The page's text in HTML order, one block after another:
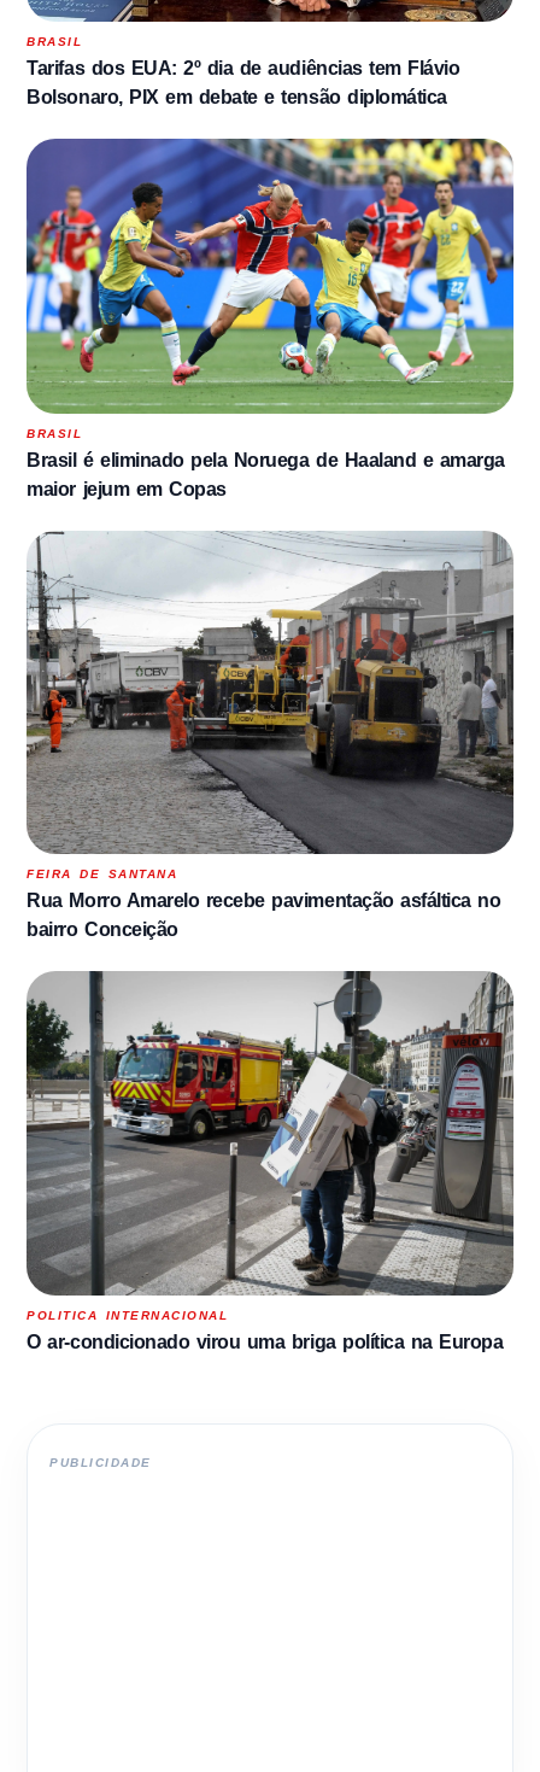
BRASIL
Tarifas dos EUA: 2º dia de audiências tem Flávio
Bolsonaro, PIX em debate e tensão diplomática
BRASIL
Brasil é eliminado pela Noruega de Haaland e amarga
maior jejum em Copas
FEIRA DE SANTANA
Rua Morro Amarelo recebe pavimentação asfáltica no
bairro Conceição
POLITICA INTERNACIONAL
O ar-condicionado virou uma briga política na Europa
PUBLICIDADE